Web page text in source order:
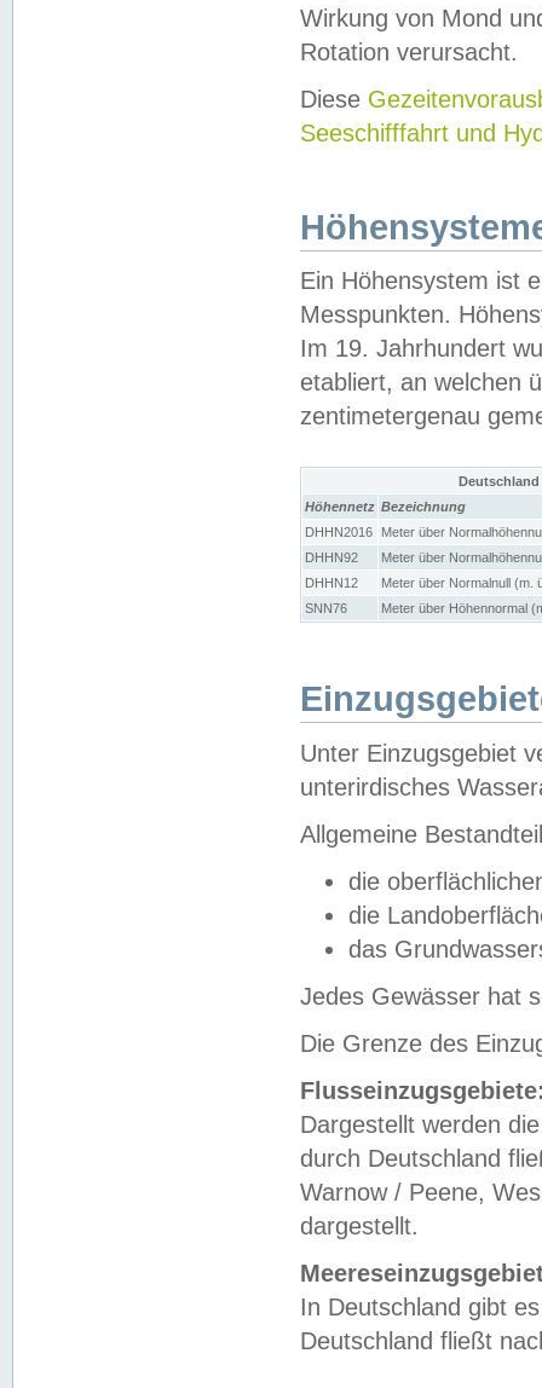
Wirkung von Mond
Rotation verursacht.
Diese
Seeschifffahrt und
Ein Höhensystem ist
Messpunkten.
Im 19. Jahrhundert
etabliert, an welchen
zentimetergenau
Höhennetz Bezeichnung
DHHN2016
Meter über
DHHN92
Meter über
DHHN12
Meter über Normalnull (m.
SNN76
Meter über Höhennormal
Unter Einzugsgebiet
unterirdisches
Allgemeine
die
die
das
Jedes Gewässer hat
Die Grenze des
Dargestellt werden
durch Deutschland
Warnow / Peene,
dargestellt.
In Deutschland gibt
Deutschland fließt